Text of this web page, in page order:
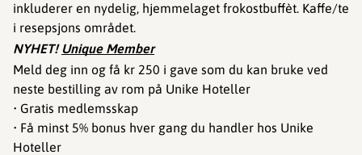
inkluderer en nydelig, hjemmelaget frokostbuffèt. Kaffe/te
i resepsjons området.
NYHET! Unique Member
Meld deg inn og få kr 250 i gave som du kan bruke ved
neste bestilling av rom på Unike Hoteller
• Gratis medlemsskap
• Få minst 5% bonus hver gang du handler hos Unike
Hoteller